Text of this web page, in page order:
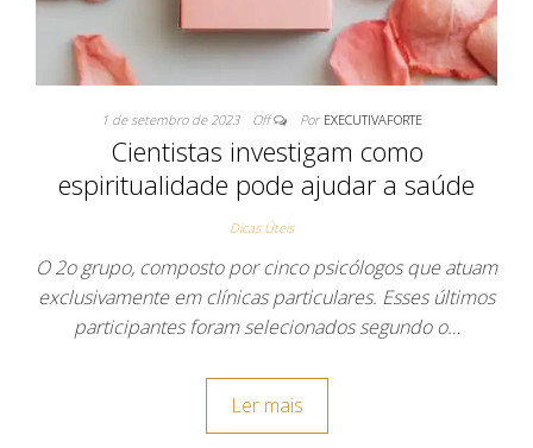
1 de setembro de 2023 Off Por EXECUTIVAFORTE
Cientistas investigam como
espiritualidade pode ajudar a saúde
Dicas Úteis
O 2o grupo, composto por cinco psicólogos que atuam
exclusivamente em clínicas particulares. Esses últimos
participantes foram selecionados segundo o…
Ler mais